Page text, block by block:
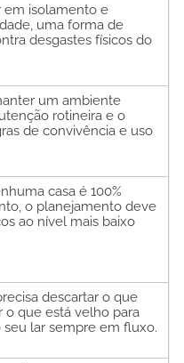
em isolamento e
uma forma de
desgastes físicos do
um ambiente
rotineira e o
de convivência e uso
casa é 100%
o planejamento deve
ao nível mais baixo
descartar o que
o que está velho para
lar sempre em fluxo.